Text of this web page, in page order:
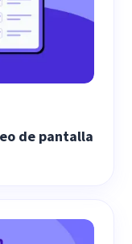
de pantalla